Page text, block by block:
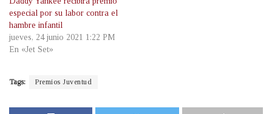
especial por su labor contra el
hambre infantil
jueves, 24 junio 2021 1:22 PM
En «Jet Set»
Tags: Premios Juventud